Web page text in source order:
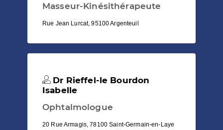
Masseur-Kinésithérapeute
Rue Jean Lurcat, 95100 Argenteuil
Dr Rieffel-le Bourdon
Isabelle
Ophtalmologue
20 Rue Armagis, 78100 Saint-Germain-en-Laye